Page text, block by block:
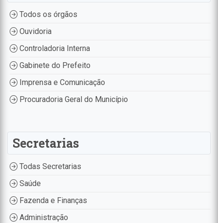
Todos os órgãos
Ouvidoria
Controladoria Interna
Gabinete do Prefeito
Imprensa e Comunicação
Procuradoria Geral do Município
Secretarias
Todas Secretarias
Saúde
Fazenda e Finanças
Administração